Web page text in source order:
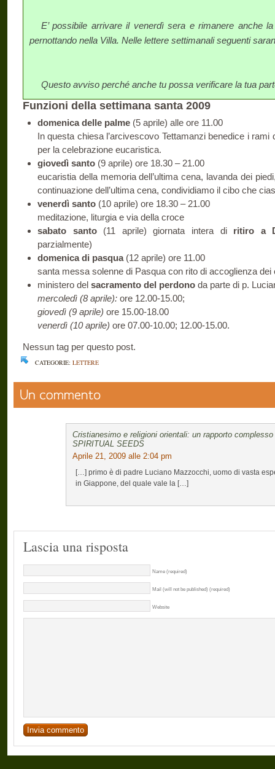
E’ possibile arrivare il venerdì sera e rimanere anche
pernottando nella Villa. Nelle lettere settimanali seguenti
Questo avviso perché anche tu possa verificare la tua
Funzioni della settimana santa 2009
domenica delle palme (5 aprile) alle ore 11.00
In questa chiesa l’arcivescovo Tettamanzi benedice i rami
per la celebrazione eucaristica.
giovedì santo (9 aprile) ore 18.30 – 21.00
eucaristia della memoria dell’ultima cena, lavanda dei
continuazione dell’ultima cena, condividiamo il cibo che
venerdì santo (10 aprile) ore 18.30 – 21.00
meditazione, liturgia e via della croce
sabato santo (11 aprile) giornata intera di ritiro a
parzialmente)
domenica di pasqua(12 aprile) ore 11.00
santa messa solenne di Pasqua con rito di accoglienza dei
ministero del sacramento del perdono da parte di p.
mercoledì (8 aprile): ore 12.00-15.00;
giovedì (9 aprile) ore 15.00-18.00
venerdì (10 aprile) ore 07.00-10.00; 12.00-15.00.
Nessun tag per questo post.
CATEGORIE: LETTERE
Cristianesimo e religioni orientali: un rapporto
SPIRITUAL SEEDS
Aprile 21, 2009 alle 2:04 pm
[…] primo è di padre Luciano Mazzocchi, uomo di vasta
in Giappone, del quale vale la […]
Lascia una risposta
Name (required)
Mail (will not be published) (required)
Website